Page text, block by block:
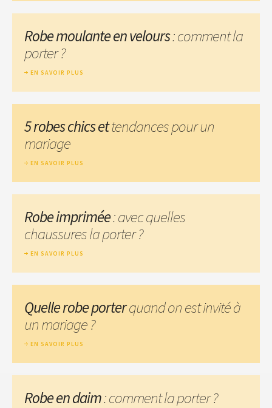
Robe moulante en velours: comment la
porter ?
EN SAVOIR PLUS
5 robes chics ettendances pour un
mariage
EN SAVOIR PLUS
Robe imprimée: avec quelles
chaussures la porter ?
EN SAVOIR PLUS
Quelle robe porterquand on est invité à
un mariage ?
EN SAVOIR PLUS
Robe en daim: comment la porter ?